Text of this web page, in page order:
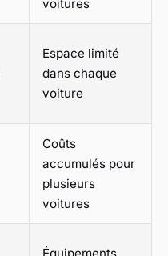
voitures
Espace limité
dans chaque
voiture
Coûts
accumulés pour
plusieurs
voitures